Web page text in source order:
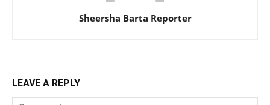
Sheersha Barta Reporter
LEAVE A REPLY